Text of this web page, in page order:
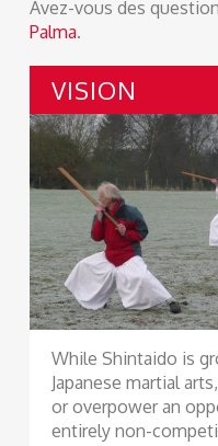
Avez-vous des
Palma.
VISION
While Shintaido is
Japanese martial
or overpower an
entirely non-